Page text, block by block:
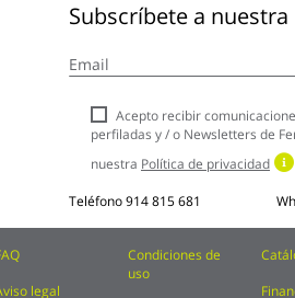
Subscríbete a
a
boletín
noticias:
Acepto recibir
perfiladas y / o Newsletters de
nuestra Política de privacidad
Teléfono914 815 681
legal
Condiciones de
uso